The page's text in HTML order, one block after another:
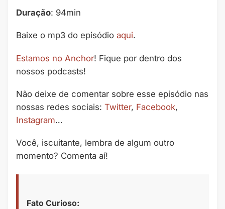
Duração: 94min
Baixe o mp3 do episódio aqui.
Estamos no Anchor! Fique por dentro dos
nossos podcasts!
Não deixe de comentar sobre esse episódio nas
nossas redes sociais: Twitter, Facebook,
Instagram…
Você, iscuitante, lembra de algum outro
momento? Comenta aí!
Fato Curioso: